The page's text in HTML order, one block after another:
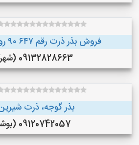
فروش بذر ذرت رقم ۶۴۷ ۹۰ روز تولید ۱۴۰۲
09132828663 (شهرکرد)
بذر گوجه، ذرت
09120742057 (بوشهر)